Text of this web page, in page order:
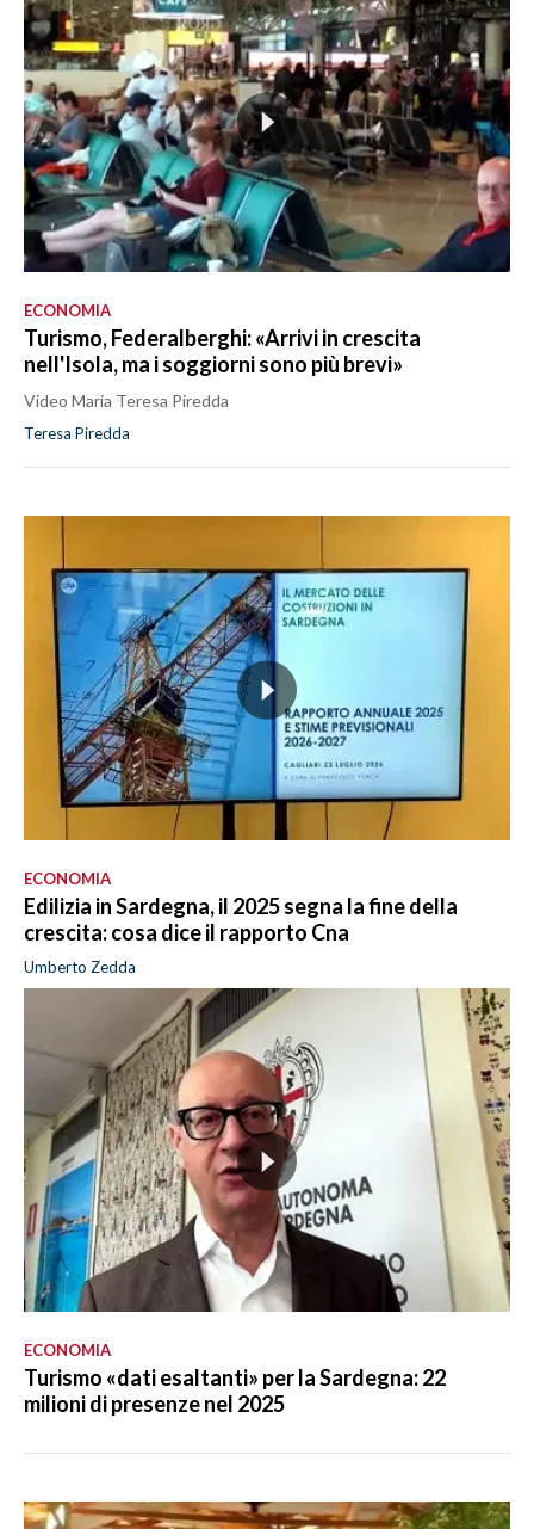
ECONOMIA
Turismo, Federalberghi: «Arrivi in crescita
nell'Isola, ma i soggiorni sono più brevi»
Video Maria Teresa Piredda
Teresa Piredda
ECONOMIA
Edilizia in Sardegna, il 2025 segna la fine della
crescita: cosa dice il rapporto Cna
Umberto Zedda
ECONOMIA
Turismo «dati esaltanti» per la Sardegna: 22
milioni di presenze nel 2025